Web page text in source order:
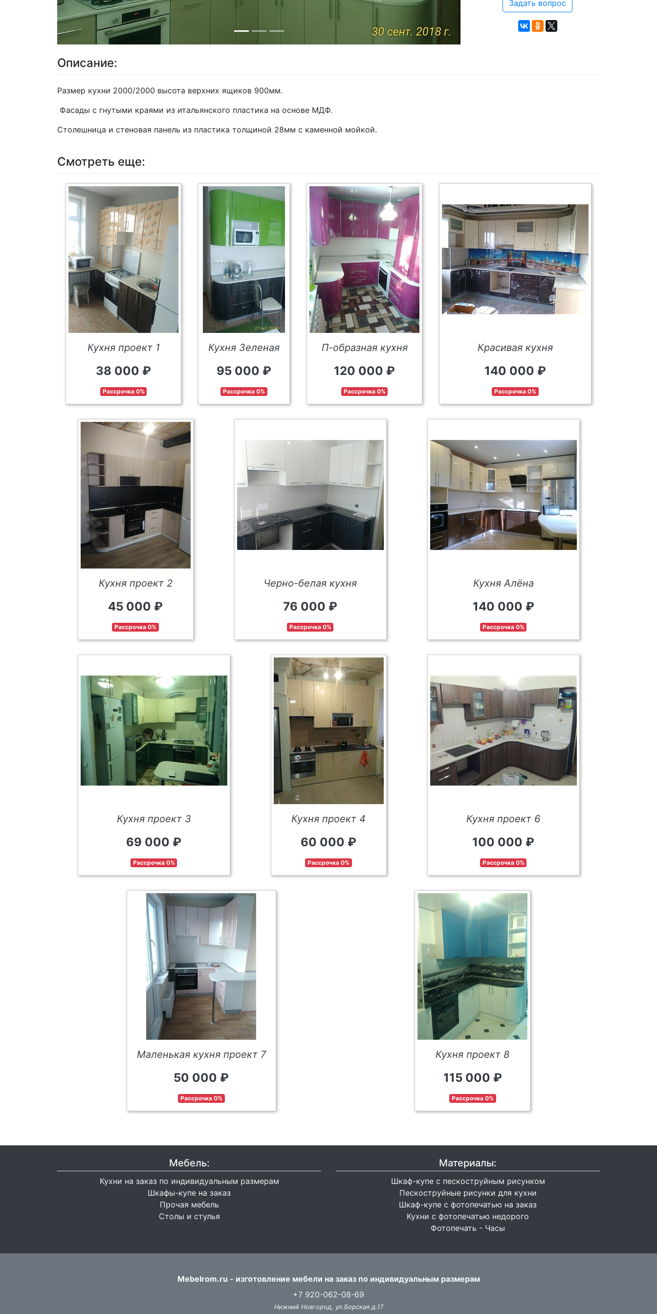
Задать вопрос
Описание:
Размер кухни 2000/2000 высота верхних ящиков 900мм.
Фасады с гнутыми краями из итальянского пластика на основе МДФ.
Столешница и стеновая панель из пластика толщиной 28мм с каменной мойкой.
Смотреть еще:
Кухня проект 1
38 000 ₽
Рассрочка 0%
Кухня Зеленая
95 000 ₽
Рассрочка 0%
П-образная кухня
120 000 ₽
Рассрочка 0%
Красивая кухня
140 000 ₽
Рассрочка 0%
Кухня проект 2
45 000 ₽
Рассрочка 0%
Черно-белая кухня
76 000 ₽
Рассрочка 0%
Кухня Алёна
140 000 ₽
Рассрочка 0%
Кухня проект 3
69 000 ₽
Рассрочка 0%
Кухня проект 4
60 000 ₽
Рассрочка 0%
Кухня проект 6
100 000 ₽
Рассрочка 0%
Маленькая кухня проект 7
50 000 ₽
Рассрочка 0%
Кухня проект 8
115 000 ₽
Рассрочка 0%
Мебель:
Кухни на заказ по индивидуальным размерам
Шкафы-купе на заказ
Прочая мебель
Столы и стулья
Материалы:
Шкаф-купе с пескоструйным рисунком
Пескоструйные рисунки для кухни
Шкаф-купе с фотопечатью на заказ
Кухни с фотопечатью недорого
Фотопечать - Часы
Mebelrom.ru - изготовление мебели на заказ по индивидуальным размерам
+7 920-062-08-69
Нижний Новгород, ул.Борская д.17